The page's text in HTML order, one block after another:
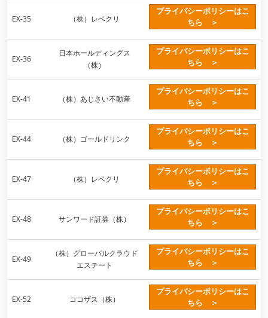
EX-35 （株）レベクリ
プライバシーポリシーはこ
ちら ＞
EX-36
日本ホールディングス
（株）
プライバシーポリシーはこ
ちら ＞
EX-41 （株）あじさい不動産
プライバシーポリシーはこ
ちら ＞
EX-44 （株）ゴールドリンク
プライバシーポリシーはこ
ちら ＞
EX-47 （株）レベクリ
プライバシーポリシーはこ
ちら ＞
EX-48 サンワード証券（株）
プライバシーポリシーはこ
ちら ＞
EX-49
（株）グローバルクラウド
エステート
プライバシーポリシーはこ
ちら ＞
EX-52 ココザス（株）
プライバシーポリシーはこ
ちら ＞